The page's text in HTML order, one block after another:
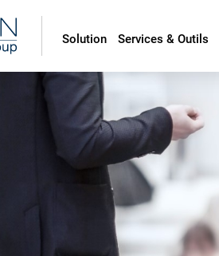
Solution Services & Outils